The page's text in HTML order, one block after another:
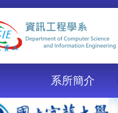
系所簡介